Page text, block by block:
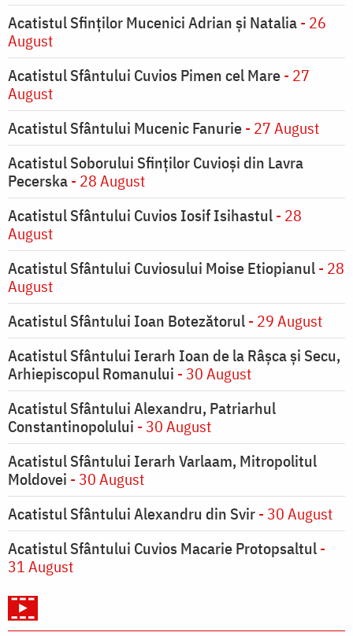
Acatistul Sfinților Mucenici Adrian și Natalia- 26
August
Acatistul Sfântului Cuvios Pimen cel Mare- 27
August
Acatistul Sfântului Mucenic Fanurie- 27 August
Acatistul Soborului Sfinților Cuvioși din Lavra
Pecerska- 28 August
Acatistul Sfântului Cuvios Iosif Isihastul- 28
August
Acatistul Sfântului Cuviosului Moise Etiopianul- 28
August
Acatistul Sfântului Ioan Botezătorul- 29 August
Acatistul Sfântului Ierarh Ioan de la Râşca şi Secu,
Arhiepiscopul Romanului - 30 August
Acatistul Sfântului Alexandru, Patriarhul
Constantinopolului - 30 August
Acatistul Sfântului Ierarh Varlaam, Mitropolitul
Moldovei - 30 August
Acatistul Sfântului Alexandru din Svir- 30 August
Acatistul Sfântului Cuvios Macarie Protopsaltul-
31 August